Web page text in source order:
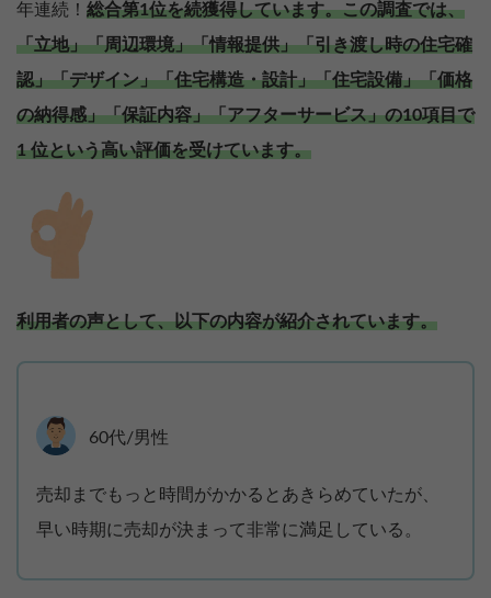
年連続！ 総合第1位を続獲得しています。この調査では、
「立地」「周辺環境」「情報提供」「引き渡し時の住宅確
認」「デザイン」「住宅構造・設計」「住宅設備」「価格
の納得感」「保証内容」「アフターサービス」の10項目で
1 位という高い評価を受けています。
利用者の声として、以下の内容が紹介されています。
60代/男性
売却までもっと時間がかかるとあきらめていたが、
早い時期に売却が決まって非常に満足している。